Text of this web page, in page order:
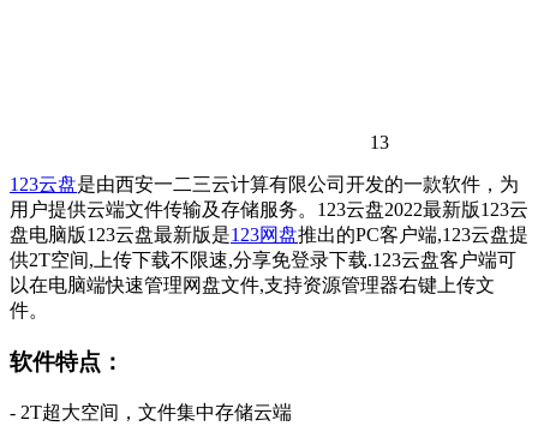
13
123云盘是由西安一二三云计算有限公司开发的一款软件，为
用户提供云端文件传输及存储服务。123云盘2022最新版123云
盘电脑版123云盘最新版是123网盘推出的PC客户端,123云盘提
供2T空间,上传下载不限速,分享免登录下载.123云盘客户端可
以在电脑端快速管理网盘文件,支持资源管理器右键上传文
件。
软件特点：
- 2T超大空间，文件集中存储云端